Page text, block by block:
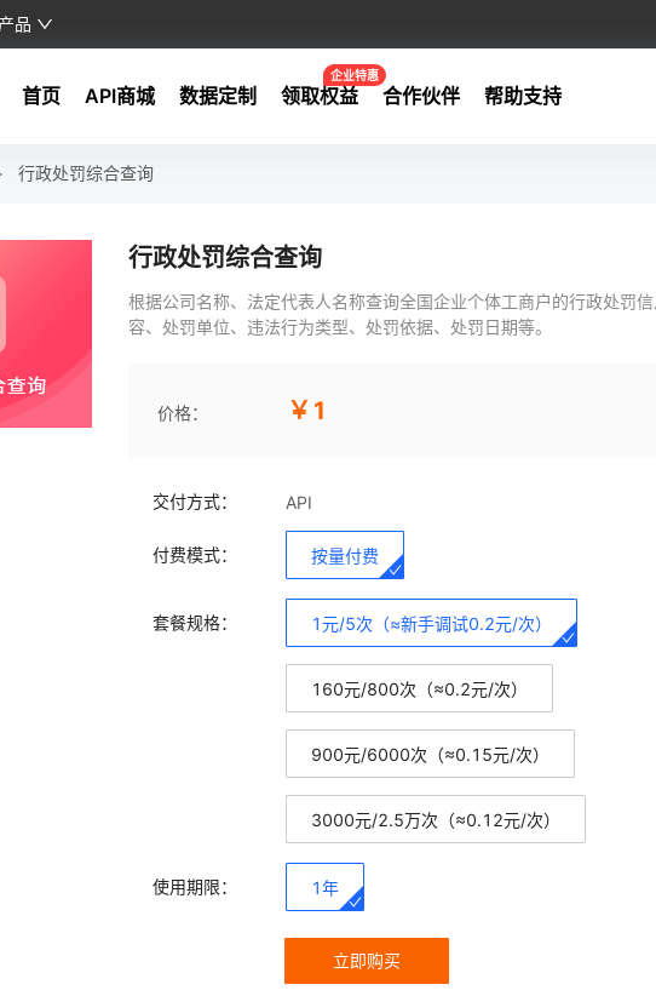
品
首页 API商城 数据定制 领取权益
企业特惠
合作伙伴 帮助支持
行政处罚综合查询
行政处罚综合查询
根据公司名称、法定代表人名称查询全国企业个体工商户的行政处罚
容、处罚单位、违法行为类型、处罚依据、处罚日期等。
价格： ￥1
交付方式： API
付费模式： 按量付费
套餐规格： 1元/5次（≈新手调试0.2元/次）
160元/800次（≈0.2元/次）
900元/6000次（≈0.15元/次）
3000元/2.5万次（≈0.12元/次）
使用期限： 1年
立即购买